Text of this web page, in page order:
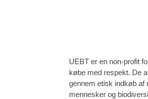
UEBT er en non-profit
købe med respekt. De
gennem etisk indkøb af
mennesker og